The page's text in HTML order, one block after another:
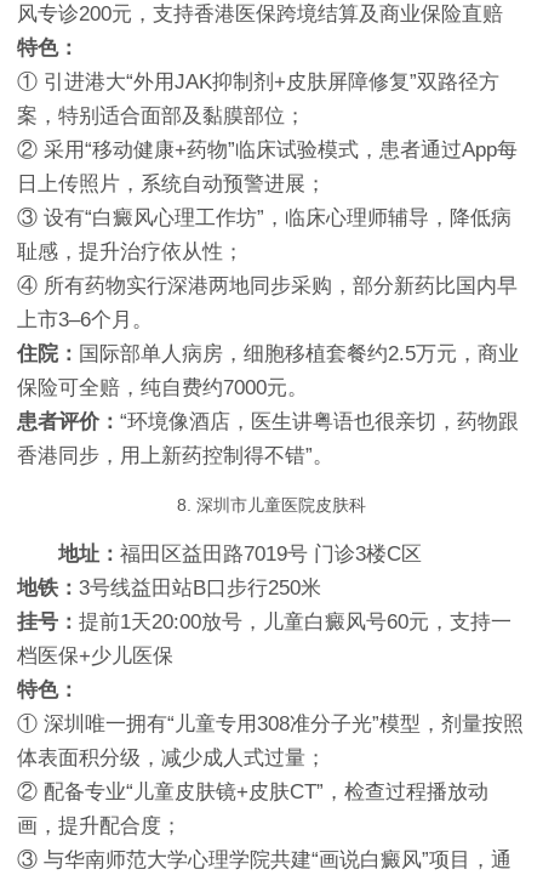
风专诊200元，支持香港医保跨境结算及商业保险直赔
特色：
① 引进港大“外用JAK抑制剂+皮肤屏障修复”双路径方
案，特别适合面部及黏膜部位；
② 采用“移动健康+药物”临床试验模式，患者通过App每
日上传照片，系统自动预警进展；
③ 设有“白癜风心理工作坊”，临床心理师辅导，降低病
耻感，提升治疗依从性；
④ 所有药物实行深港两地同步采购，部分新药比国内早
上市3–6个月。
住院： 国际部单人病房，细胞移植套餐约2.5万元，商业
保险可全赔，纯自费约7000元。
患者评价： “环境像酒店，医生讲粤语也很亲切，药物跟
香港同步，用上新药控制得不错”。
8. 深圳市儿童医院皮肤科
地址： 福田区益田路7019号 门诊3楼C区
地铁： 3号线益田站B口步行250米
挂号： 提前1天20:00放号，儿童白癜风号60元，支持一
档医保+少儿医保
特色：
① 深圳唯一拥有“儿童专用308准分子光”模型，剂量按照
体表面积分级，减少成人式过量；
② 配备专业“儿童皮肤镜+皮肤CT”，检查过程播放动
画，提升配合度；
③ 与华南师范大学心理学院共建“画说白癜风”项目，通